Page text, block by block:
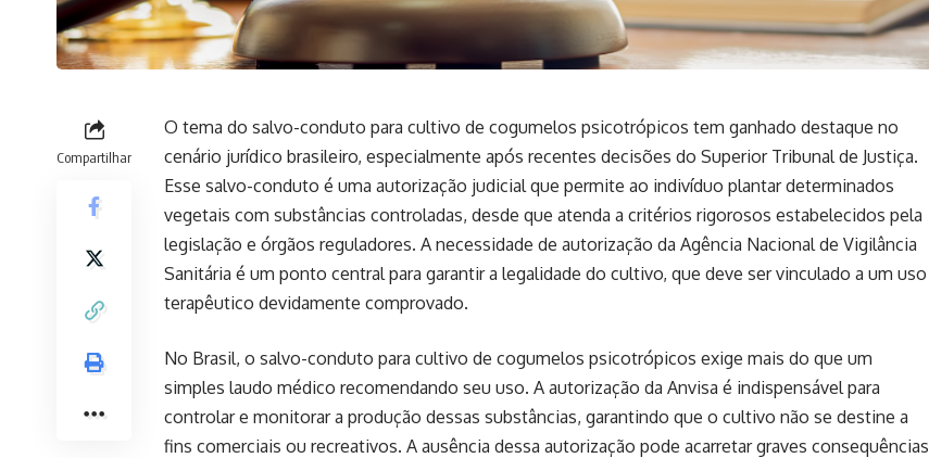
Compartilhar
O tema do salvo-conduto para cultivo de cogumelos psicotrópicos tem ganhado destaque no
cenário jurídico brasileiro, especialmente após recentes decisões do Superior Tribunal de Justiça.
Esse salvo-conduto é uma autorização judicial que permite ao indivíduo plantar determinados
vegetais com substâncias controladas, desde que atenda a critérios rigorosos estabelecidos pela
legislação e órgãos reguladores. A necessidade de autorização da Agência Nacional de Vigilância
Sanitária é um ponto central para garantir a legalidade do cultivo, que deve ser vinculado a um uso
terapêutico devidamente comprovado.
No Brasil, o salvo-conduto para cultivo de cogumelos psicotrópicos exige mais do que um
simples laudo médico recomendando seu uso. A autorização da Anvisa é indispensável para
controlar e monitorar a produção dessas substâncias, garantindo que o cultivo não se destine a
fins comerciais ou recreativos. A ausência dessa autorização pode acarretar graves consequências